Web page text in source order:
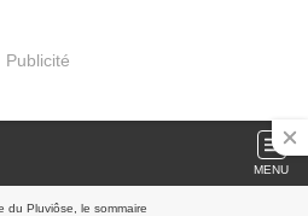
Publicité
MENU
du Pluviôse, le sommaire